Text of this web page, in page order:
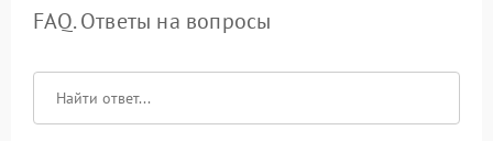
FAQ. Ответы на вопросы